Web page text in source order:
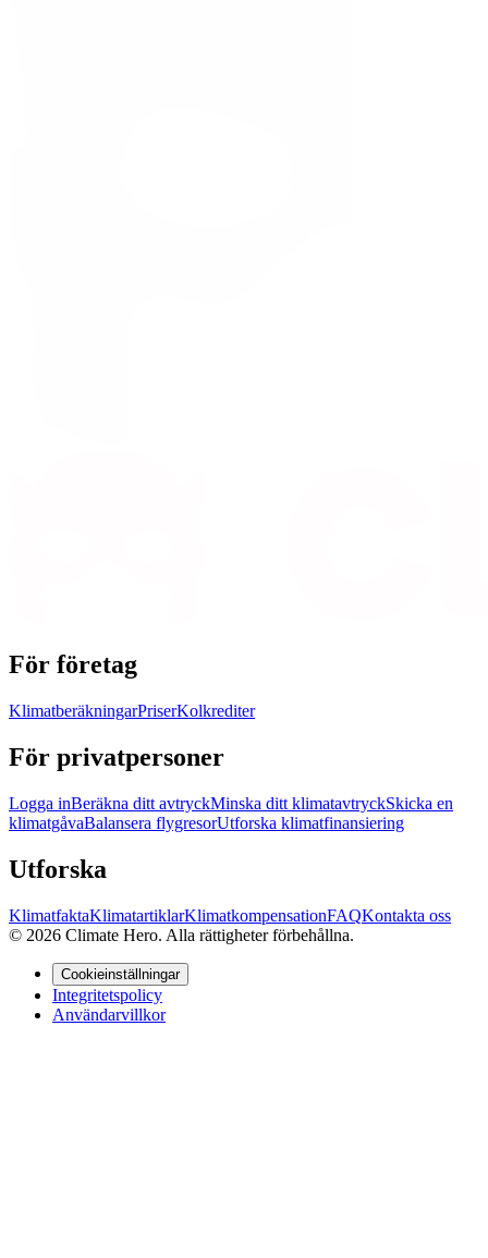
För företag
KlimatberäkningarPriserKolkrediter
För privatpersoner
Logga inBeräkna ditt avtryckMinska ditt klimatavtryckSkicka en
klimatgåvaBalansera flygresorUtforska klimatfinansiering
Utforska
KlimatfaktaKlimatartiklarKlimatkompensationFAQKontakta oss
© 2026 Climate Hero. Alla rättigheter förbehållna.
Cookieinställningar
Integritetspolicy
Användarvillkor